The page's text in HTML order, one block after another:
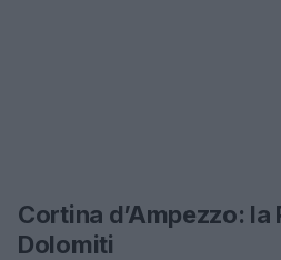
Cortina d’Ampezzo: la
Dolomiti